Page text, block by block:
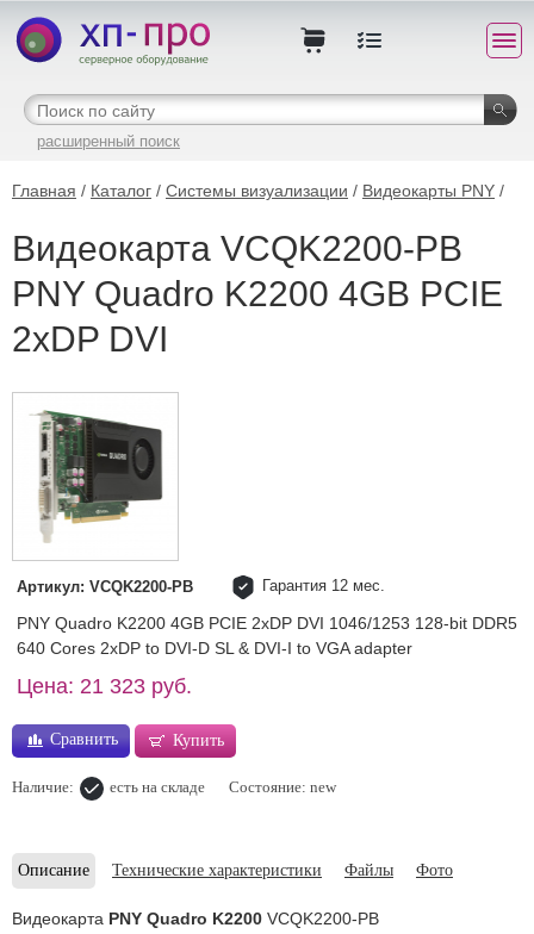
расширенный поиск
Главная / Каталог / Системы визуализации / Видеокарты PNY /
Видеокарта VCQK2200-PB
PNY Quadro K2200 4GB PCIE
2xDP DVI
Артикул: VCQK2200-PB Гарантия 12 мес.
PNY Quadro K2200 4GB PCIE 2xDP DVI 1046/1253 128-bit DDR5
640 Cores 2xDP to DVI-D SL & DVI-I to VGA adapter
Цена: 21 323 руб.
Сравнить Купить
Наличие: есть на складе Состояние: new
Описание Технические характеристики Файлы Фото
Видеокарта PNY Quadro K2200 VCQK2200-PB